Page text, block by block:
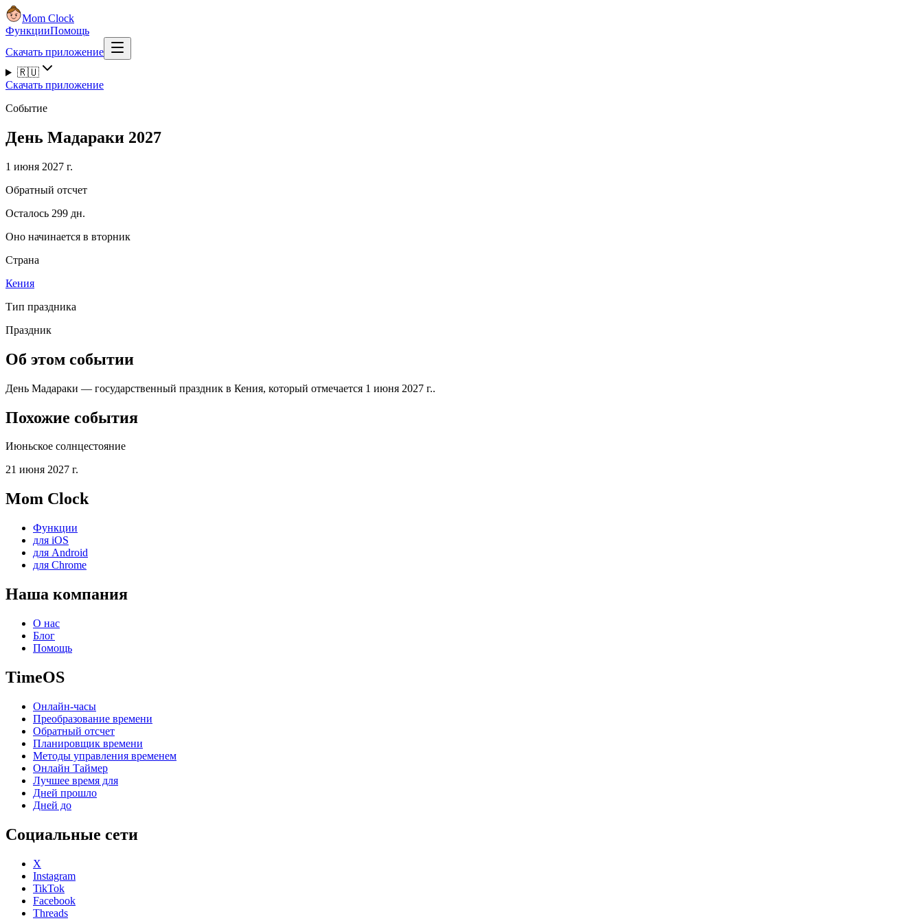
Mom Clock
ФункцииПомощь
Скачать приложение
🇷🇺
Скачать приложение
Событие
День Мадараки 2027
1 июня 2027 г.
Обратный отсчет
Осталось 299 дн.
Оно начинается в вторник
Страна
Кения
Тип праздника
Праздник
Об этом событии
День Мадараки — государственный праздник в Кения, который отмечается 1 июня 2027 г..
Похожие события
Июньское солнцестояние
21 июня 2027 г.
Mom Clock
Функции
для iOS
для Android
для Chrome
Наша компания
О нас
Блог
Помощь
TimeOS
Онлайн-часы
Преобразование времени
Обратный отсчет
Планировщик времени
Методы управления временем
Онлайн Таймер
Лучшее время для
Дней прошло
Дней до
Социальные сети
X
Instagram
TikTok
Facebook
Threads